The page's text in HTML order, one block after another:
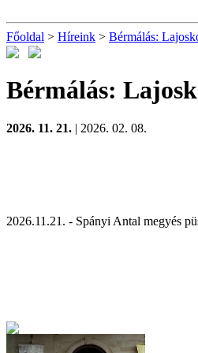
Főoldal > Híreink > Bérmálás:
Bérmálás:
2026. 11. 21. | 2026. 02. 08.
2026.11.21. - Spányi Antal megyés